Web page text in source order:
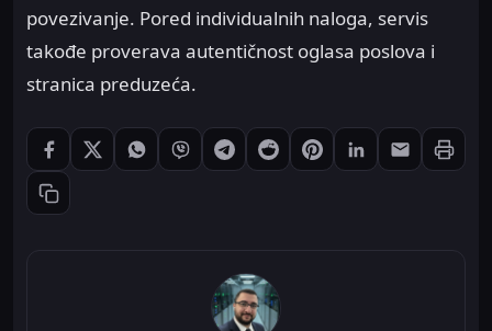
povezivanje. Pored individualnih naloga, servis
takođe proverava autentičnost oglasa poslova i
stranica preduzeća.
Podeli: Facebook
Podeli: XPodeli: WhatsApp
Podeli: Viber
Podeli: Telegram
Podeli: Reddit
Podeli: Pinterest
Podeli: LinkedIn
Podeli:
Kopiraj link